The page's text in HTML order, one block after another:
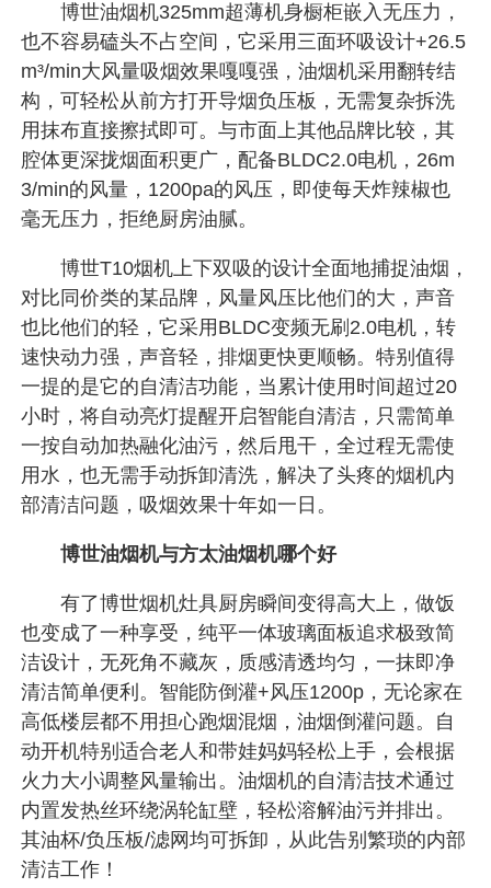
博世油烟机325mm超薄机身橱柜嵌入无压力，
也不容易磕头不占空间，它采用三面环吸设计+26.5
m³/min大风量吸烟效果嘎嘎强，油烟机采用翻转结
构，可轻松从前方打开导烟负压板，无需复杂拆洗
用抹布直接擦拭即可。与市面上其他品牌比较，其
腔体更深拢烟面积更广，配备BLDC2.0电机，26m
3/min的风量，1200pa的风压，即使每天炸辣椒也
毫无压力，拒绝厨房油腻。
博世T10烟机上下双吸的设计全面地捕捉油烟，
对比同价类的某品牌，风量风压比他们的大，声音
也比他们的轻，它采用BLDC变频无刷2.0电机，转
速快动力强，声音轻，排烟更快更顺畅。特别值得
一提的是它的自清洁功能，当累计使用时间超过20
小时，将自动亮灯提醒开启智能自清洁，只需简单
一按自动加热融化油污，然后甩干，全过程无需使
用水，也无需手动拆卸清洗，解决了头疼的烟机内
部清洁问题，吸烟效果十年如一日。
博世油烟机与方太油烟机哪个好
有了博世烟机灶具厨房瞬间变得高大上，做饭
也变成了一种享受，纯平一体玻璃面板追求极致简
洁设计，无死角不藏灰，质感清透均匀，一抹即净
清洁简单便利。智能防倒灌+风压1200p，无论家在
高低楼层都不用担心跑烟混烟，油烟倒灌问题。自
动开机特别适合老人和带娃妈妈轻松上手，会根据
火力大小调整风量输出。油烟机的自清洁技术通过
内置发热丝环绕涡轮缸壁，轻松溶解油污并排出。
其油杯/负压板/滤网均可拆卸，从此告别繁琐的内部
清洁工作！